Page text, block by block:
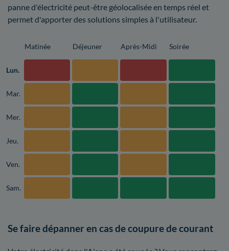
panne d'électricité peut-être géolocalisée en temps réel et
permet d'apporter des solutions simples à l'utilisateur.
Matinée Déjeuner Après-Midi Soirée
Lun.
Mar.
Mer.
Jeu.
Ven.
Sam.
Se faire dépanner en cas de coupure de courant